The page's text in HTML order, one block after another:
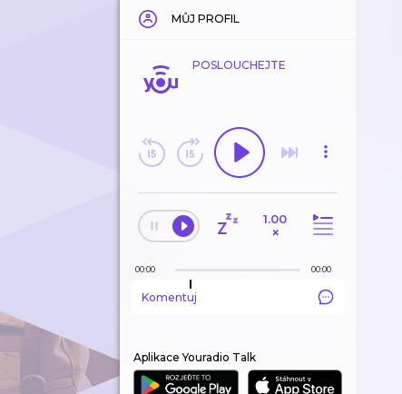
MŮJ PROFIL
POSLOUCHEJTE
1.00
×
00:00 00:00
Komentuj
Aplikace Youradio Talk